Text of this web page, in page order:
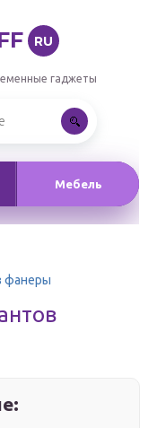
RU
гаджеты
Мебель
фанеры